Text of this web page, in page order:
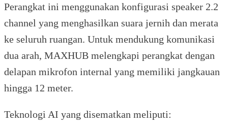
Perangkat ini menggunakan konfigurasi speaker 2.2
channel yang menghasilkan suara jernih dan merata
ke seluruh ruangan. Untuk mendukung komunikasi
dua arah, MAXHUB melengkapi perangkat dengan
delapan mikrofon internal yang memiliki jangkauan
hingga 12 meter.
Teknologi AI yang disematkan meliputi: